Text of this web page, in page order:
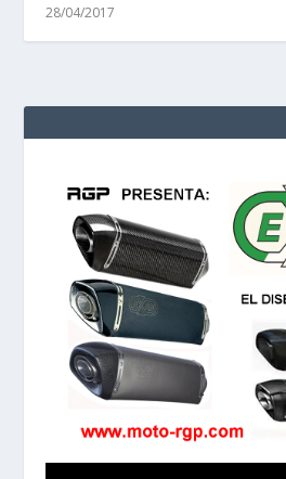
28/04/2017